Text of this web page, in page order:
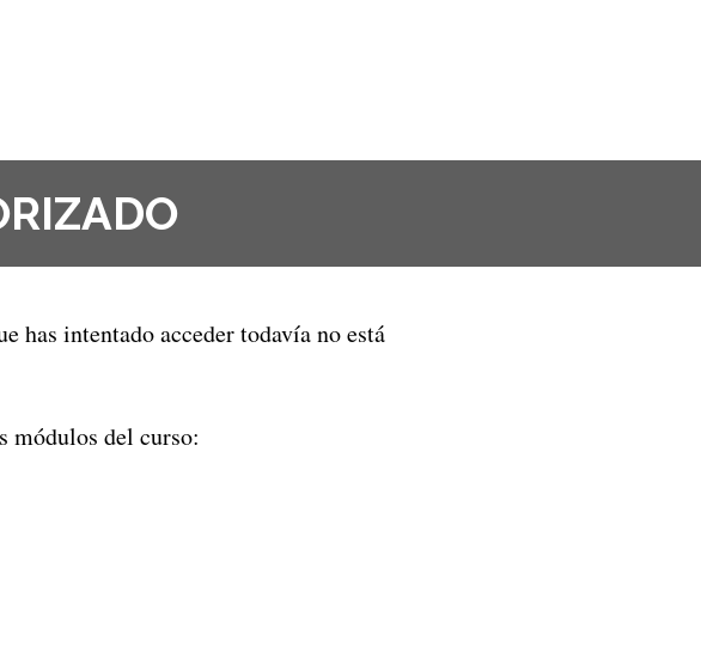
has intentado acceder todavía no está
módulos del curso: